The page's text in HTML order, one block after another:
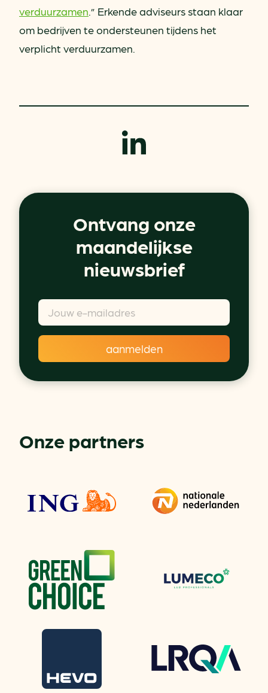
verduurzamen.” Erkende adviseurs staan klaar
om bedrijven te ondersteunen tijdens het
verplicht verduurzamen.
Ontvang onze
maandelijkse
nieuwsbrief
Onze partners